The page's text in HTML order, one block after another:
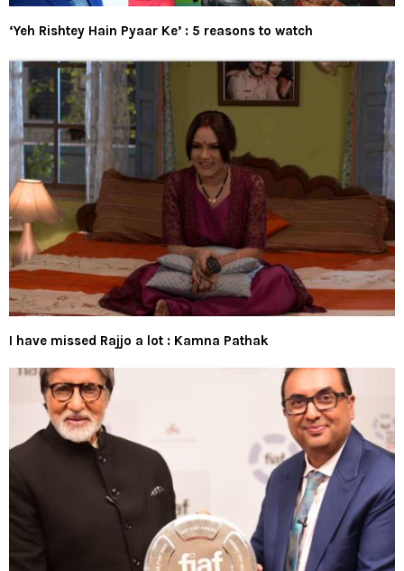
‘Yeh Rishtey Hain Pyaar Ke’ : 5 reasons to watch
I have missed Rajjo a lot : Kamna Pathak